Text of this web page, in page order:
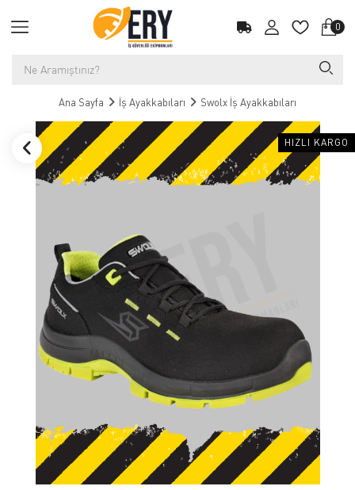
0
Ana Sayfa İş Ayakkabıları Swolx İş Ayakkabıları
HIZLI KARGO